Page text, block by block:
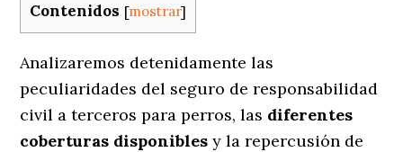
Contenidos [mostrar]
Analizaremos detenidamente las
peculiaridades del seguro de responsabilidad
civil a terceros para perros, las diferentes
coberturas disponibles y la repercusión de